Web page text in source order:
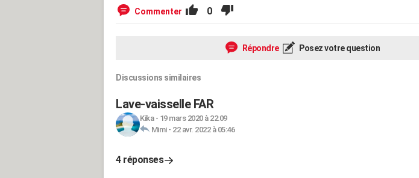
Commenter 0
Répondre Posez votre question
Discussions similaires
Lave-vaisselle FAR
Kika- 19 mars 2020 à 22:09
Mimi- 22 avr. 2022 à 05:46
4 réponses